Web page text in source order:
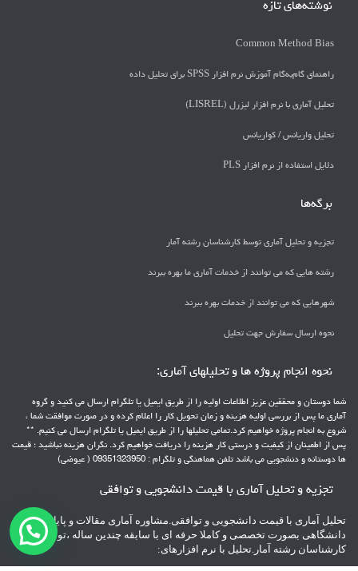
نوشته‌های تازه
Common Method Bias
راهنمای گام‌به‌گام آموزش نرم افزار SPSS برای تحلیل داده
تحلیل آماری با نرم افزار لیزرل (LISREL)
تحليل واريانس / كواريانس
دلايل استفاده از نرم افزار PLS
برگه‌ها
تجزیه و تحلیل آماری توسط کارشناسان رشته آمار
رشته هایی که می توانند از خدمات آماری ما بهره ببرند
شهرهایی که می توانند از خدمات بهره ببرند
نحوه ارسال سفارش جهت تحلیل
نحوه انجام پروژه ها و تحلیلهای آماری:
شما دوستان و محققین عزیز اطلاعات اولیه را از طریق ایمیل یا تلگرام ارسال می کنید و گروه
آماری ما پس از بررسی اولیه هزینه و زمان تحویل کار را اعلام کرده و در صورت موافقت شما ،
شروع به انجام پروژه خواهیم کرد.تمامی تحلیلها را از طریق ایمیل یا تلگرام ارسال می کنیم. **
پس از اطمینان از کیفیت و درستی کار هزینه را دریافت خواهیم کرد. نگران هزینه نباشید ؛ قیمت
ها دوستانه و دنشجویی می باشد تلفن هماهنگی و تلگرام : 09351323950 ( عیوضی)
تجزیه و تحلیل آماری با قیمت دانشجویی و توافقی
تحلیل آماری با قیمت دانشجویی و توافقی.مشاوره آماری مقالات و پایانامه های
دانشگاهی بصورت تخصصی و کاملا حرفه ای با سابقه چندین ساله ،توسط
کارشناسان رشته آمار.تحلیل با نرم افزارهای: